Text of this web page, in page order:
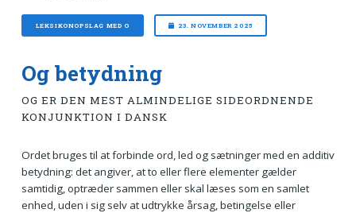
LEKSIKONOPSLAG MED O 23. NOVEMBER 2025
Og betydning
OG ER DEN MEST ALMINDELIGE SIDEORDNENDE
KONJUNKTION I DANSK
Ordet bruges til at forbinde ord, led og sætninger med en additiv
betydning: det angiver, at to eller flere elementer gælder
samtidig, optræder sammen eller skal læses som en samlet
enhed, uden i sig selv at udtrykke årsag, betingelse eller